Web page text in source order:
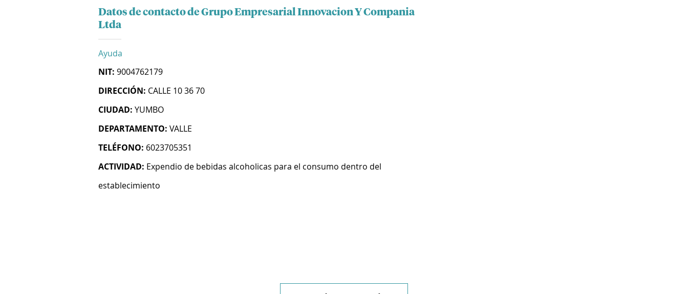
Datos de contacto de Grupo Empresarial Innovacion Y Compania
Ltda
Ayuda
NIT: 9004762179
DIRECCIÓN: CALLE 10 36 70
CIUDAD: YUMBO
DEPARTAMENTO: VALLE
TELÉFONO: 6023705351
ACTIVIDAD: Expendio de bebidas alcoholicas para el consumo dentro del
establecimiento